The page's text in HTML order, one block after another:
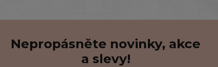
Nepropásněte novinky, akce
a slevy!